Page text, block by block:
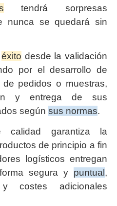
tendrá sorpresas
nunca se quedará sin
éxito desde la validación
por el desarrollo de
pedidos o muestras,
y entrega de sus
según sus normas.
calidad garantiza la
de principio a fin
logísticos entregan
segura y puntual ,
costes adicionales